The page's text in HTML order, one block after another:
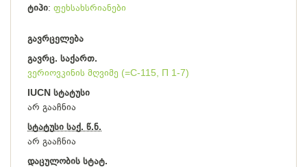
ტიპი ფეხსახსრიანები
გავრცელება
გავრც. საქართ.
ვერიოვკინის მღვიმე (=С-115, П 1-7)
IUCN სტატუსი
არ გააჩნია
სტატუსი საქ. წ.ნ.
არ გააჩნია
დაცულობის სტატ.